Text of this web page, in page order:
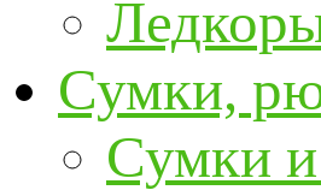
Сумки,
Сумки